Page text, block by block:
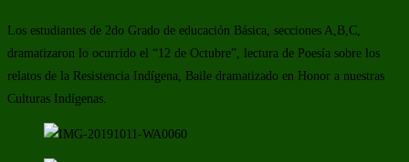
Los estudiantes de 2do Grado de educación Básica, secciones A,B,C,
dramatizaron lo ocurrido el “12 de Octubre”, lectura de Poesía sobre los
relatos de la Resistencia Indígena, Baile dramatizado en Honor a nuestras
Culturas Indígenas.